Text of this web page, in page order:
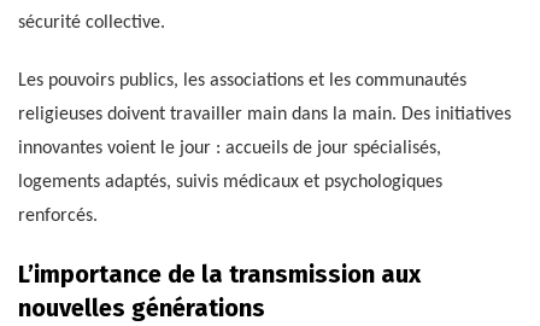
sécurité collective.
Les pouvoirs publics, les associations et les communautés
religieuses doivent travailler main dans la main. Des initiatives
innovantes voient le jour : accueils de jour spécialisés,
logements adaptés, suivis médicaux et psychologiques
renforcés.
L’importance de la transmission aux
nouvelles générations